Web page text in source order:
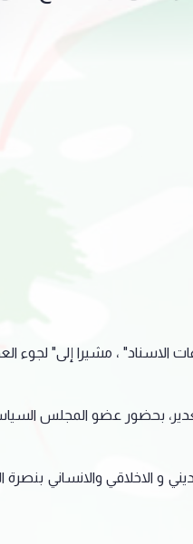
، مشيرا إلى" لجوء
الغدير، بحضور عضو المجلس
و الاخلاقي والانساني